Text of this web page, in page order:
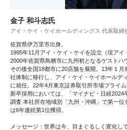
金子 和斗志氏
アイ・ケイ・ケイホールディングス 代表取締
佐賀県伊万里市出身。
1995年11月アイ・ケイ・ケイを設立（現アイ
2000年佐賀県鳥栖市に九州初となるゲストハ
その後全国18都市に20店舗を展開。13年１
社体制に移行し、アイ・ケイ・ケイホールデ
に就任。22年4月東京証券取引所市場プライ
新卒採用においては、「マイナビ・日経2024
調査 本社所在地域別「九州・沖縄」で第一
は6年連続第1位獲得。
メッセージ：世界は今、目まぐるしく変化し